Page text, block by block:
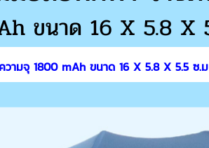
ามจุ 1800 mAh ขนาด 16 X 5.8 X 5.5 ซ.ม